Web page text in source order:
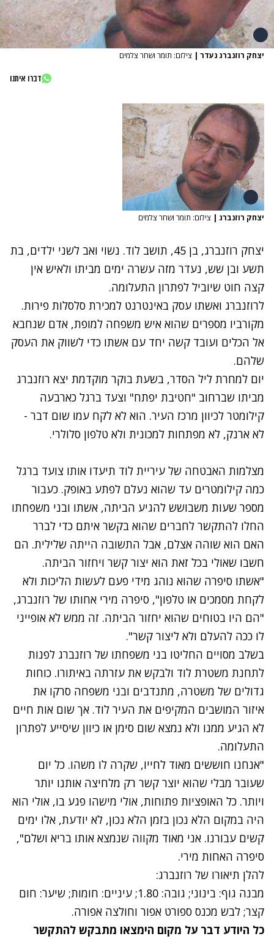
יצחק רוזנברג נעדר | צילום: תומר ושחר צלמים
דברו איתנו
יצחק רוזנברג | צילום: תומר ושחר צלמים
יצחק רוזנברג, בן 45, תושב לוד. נשוי ואב לשני ילדים, בת
תשע ובן שש, נעדר מזה עשרה ימים מביתו ולאיש אין
קצה חוט שיוביל לפתרון התעלומה.
לרוזנברג ואשתו עסק באינטרנט למכירת סלסלות פירות.
מקורביו מספרים שהוא איש משפחה למופת, אדם שנחבא
אל הכלים ועובד קשה יחד עם אשתו כדי לשווק את העסק
שלהם.
יום למחרת ליל הסדר, בשעת בוקר מוקדמת יצא רוזנברג
מביתו שברחוב "חטיבת יפתח" וצעד ברגל כארבעה
קילומטר לכיוון מרכז העיר. הוא לא לקח עמו שום דבר -
לא ארנק, לא מפתחות למכונית ולא טלפון סלולרי.
מצלמות האבטחה של עיריית לוד תיעדו אותו צועד ברגל
כמה קילומטרים עד שהוא נעלם לפתע באופק. כעבור
מספר שעות משבושש להגיע הביתה, אשתו ובני משפחתו
החלו להתקשר לחברים שהוא בקשר איתם כדי לברר
האם הוא שוהה אצלם, אבל התשובה הייתה שלילית. הם
חשבו שאולי בכל זאת הוא יצור קשר ויחזור הביתה.
"אשתו סיפרה שהוא נוהג מידי פעם לעשות הליכות ולא
לקחת מסמכים או טלפון", סיפרה מירי אחותו של רוזנברג,
"הם היו בטוחים שהוא יחזור הביתה. זה ממש לא אופייני
לו ככה להעלם ולא ליצור קשר".
בשלב מסויים החליטו בני משפחתו של רוזנברג לפנות
לתחנת משטרת לוד ולבקש את עזרתה באיתורו. כוחות
גדולים של משטרה, מתנדבים ובני משפחה סרקו את
איזור המושבים המקיפים את העיר לוד. אך שום אות חיים
לא הגיע ממנו ולא נמצא שום סימן או כיוון שיסייע לפתרון
התעלומה.
"אנחנו חוששים מאוד לחייו, שקרה לו משהו. כל יום
שעובר מבלי שהוא יוצר קשר רק מלחיצה אותנו יותר
ויותר. כל האופציות פתוחות, אולי מישהו פגע בו, אולי הוא
היה במקום הלא נכון בזמן הלא נכון, לא יודעת, אלו ימים
קשים עבורנו. אני מאוד מקווה שנמצא אותו בריא ושלם",
סיפרה האחות מירי.
להלן תיאורו של רוזנברג:
מבנה גוף: בינוני; גובה: 1.80; עיניים: חומות; שיער: חום
קצר; לבש מכנס ספורט אפור וחולצה אפורה.
כל היודע דבר על מקום הימצאו מתבקש להתקשר